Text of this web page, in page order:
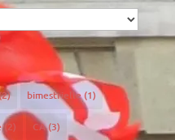
bimestrielle(1)
(2) CA(3)